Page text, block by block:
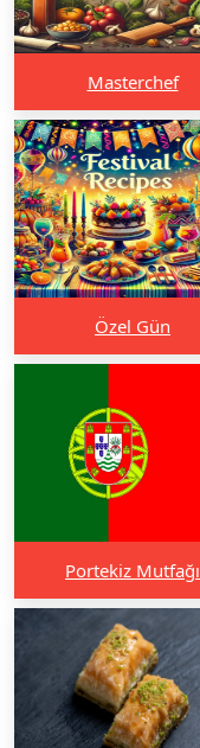
Masterchef
Özel Gün
Portekiz Mutfağı